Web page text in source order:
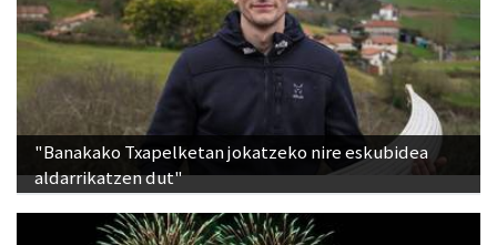
"Banakako Txapelketan jokatzeko nire eskubidea
aldarrikatzen dut"